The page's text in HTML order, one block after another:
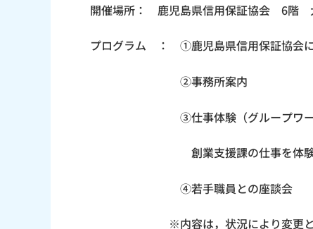
開催場所： 鹿児島県信用保証協会 6階
プログラム ： ①鹿児島県信用保証協会
②事務所案内
③仕事体験（グループワー
創業支援課の仕事を体験い
④若手職員との座談会
※内容は，状況により変更となる